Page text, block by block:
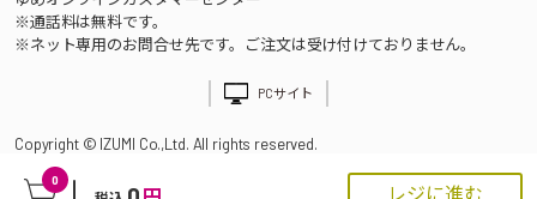
0
レジに進む
※通話料は無料です。
※ネット専用のお問合せ先です。ご注文は受け付けておりません。
PCサイト
Copyright © IZUMI Co.,Ltd. All rights reserved.